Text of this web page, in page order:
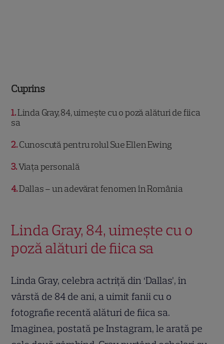
Cuprins
1 Linda Gray, 84, uimește cu o poză alături de fiica
sa
2 Cunoscută pentru rolul Sue Ellen Ewing
3 Viața personală
4 Dallas – un adevărat fenomen în România
Linda Gray, 84, uimește cu o
poză alături de fiica sa
Linda Gray, celebra actriță din ‘Dallas’, în
vârstă de 84 de ani, a uimit fanii cu o
fotografie recentă alături de fiica sa.
Imaginea, postată pe Instagram, le arată pe